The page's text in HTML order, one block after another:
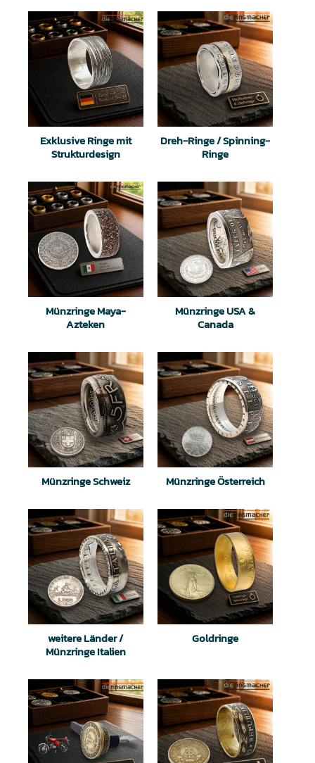
Exklusive Ringe mit
Strukturdesign
Dreh-Ringe / Spinning-
Ringe
Münzringe Maya-
Azteken
Münzringe USA &
Canada
Münzringe Schweiz Münzringe Österreich
weitere Länder /
Münzringe Italien
Goldringe